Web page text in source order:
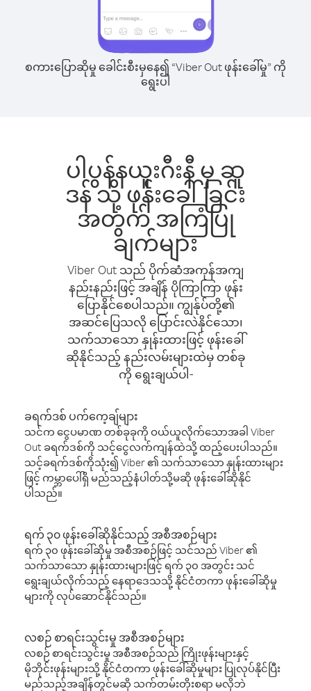
စကားပြောဆိုမှု ခေါင်းစီးမှနေ၍ “Viber Out ဖုန်းခေါ်မှု” ကို
ရွေးပါ
ပါပွန်နယူးဂီးနီ မှ ဆူ
ဒန် သို့ ဖုန်းခေါ်ခြင်း
အတွက် အကြံပြု
ချက်များ
Viber Out သည် ပိုက်ဆံအကုန်အကျ
နည်းနည်းဖြင့် အချိန် ပိုကြာကြာ ဖုန်း
ပြောနိုင်စေပါသည်။ ကျွန်ုပ်တို့၏
အဆင်ပြေသလို ပြောင်းလဲနိုင်သော၊
သက်သာသော နှုန်းထားဖြင့် ဖုန်းခေါ်
ဆိုနိုင်သည့် နည်းလမ်းများထဲမှ တစ်ခု
ကို ရွေးချယ်ပါ-
ခရက်ဒစ် ပက်ကေ့ချ်များ
သင်က ငွေပမာဏ တစ်ခုခုကို ဝယ်ယူလိုက်သောအခါ Viber
Out ခရက်ဒစ်ကို သင့်ငွေလက်ကျန်ထဲသို့ ထည့်ပေးပါသည်။
သင့်ခရက်ဒစ်ကိုသုံး၍ Viber ၏ သက်သာသော နှုန်းထားများ
ဖြင့် ကမ္ဘာပေါ်ရှိ မည်သည့်နံပါတ်သို့မဆို ဖုန်းခေါ်ဆိုနိုင်
ပါသည်။
ရက် ၃၀ ဖုန်းခေါ်ဆိုနိုင်သည့် အစီအစဉ်များ
ရက် ၃၀ ဖုန်းခေါ်ဆိုမှု အစီအစဉ်ဖြင့် သင်သည် Viber ၏
သက်သာသော နှုန်းထားများဖြင့် ရက် ၃၀ အတွင်း သင်
ရွေးချယ်လိုက်သည့် နေရာဒေသသို့ နိုင်ငံတကာ ဖုန်းခေါ်ဆိုမှု
များကို လုပ်ဆောင်နိုင်သည်။
လစဉ် စာရင်းသွင်းမှု အစီအစဉ်များ
လစဉ် စာရင်းသွင်းမှု အစီအစဉ်သည် ကြိုးဖုန်းများနှင့်
မိုဘိုင်းဖုန်းများသို့ နိုင်ငံတကာ ဖုန်းခေါ်ဆိုမှုများ ပြုလုပ်နိုင်ပြီး
မည်သည့်အချိန်တွင်မဆို သက်တမ်းတိုးစရာ မလိုဘဲ